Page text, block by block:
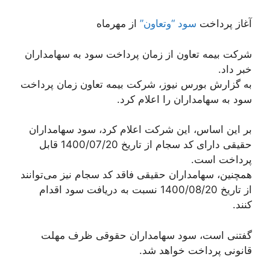
آغاز پرداخت سود “وتعاون” از مهرماه
شرکت بیمه تعاون از زمان پرداخت سود به سهامداران
خبر داد.
به گزارش بورس نیوز، شرکت بیمه تعاون زمان پرداخت
سود به سهامداران را اعلام کرد.
بر این اساس، این شرکت اعلام کرد، سود سهامداران
حقیقی دارای کد سجام از تاریخ 1400/07/20 قابل
پرداخت است.
همچنین، سهامداران حقیقی فاقد کد سجام نیز می‌توانند
از تاریخ 1400/08/20 نسبت به دریافت سود اقدام
کنند.
گفتنی است، سود سهامداران حقوقی ظرف مهلت
قانونی پرداخت خواهد شد.